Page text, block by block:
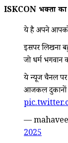
ISKCON भक्तों का
ये है अपने
इसपर लिखना
जो धर्म भगवान
ये न्यूज चैनल पर
आजकल दुकानों
—
2025